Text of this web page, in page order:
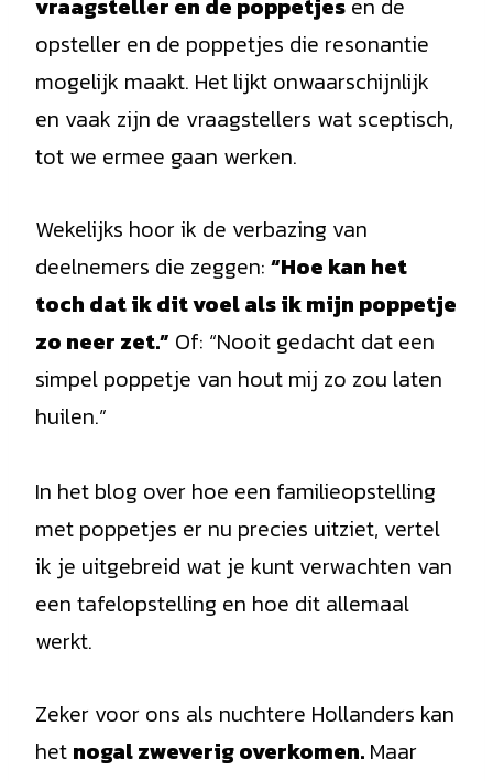
opsteller en de poppetjes die resonantie
mogelijk maakt. Het lijkt onwaarschijnlijk
en vaak zijn de vraagstellers wat sceptisch,
tot we ermee gaan werken.
Wekelijks hoor ik de verbazing van
deelnemers die zeggen: “Hoe kan het
toch dat ik dit voel als ik mijn poppetje
zo neer zet.” Of: “Nooit gedacht dat een
simpel poppetje van hout mij zo zou laten
huilen.”
In het blog over hoe een familieopstelling
met poppetjes er nu precies uitziet, vertel
ik je uitgebreid wat je kunt verwachten van
een tafelopstelling en hoe dit allemaal
werkt.
Zeker voor ons als nuchtere Hollanders kan
het nogal zweverig overkomen. Maar